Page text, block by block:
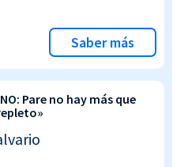
Saber más
Pare no hay más que